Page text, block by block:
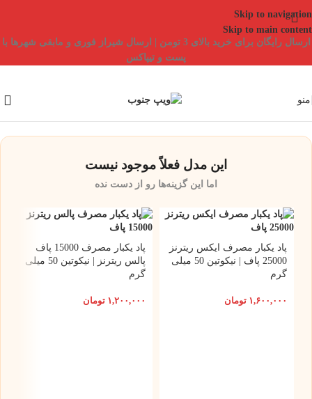
Skip to navigation
Skip to main content
ارسال رایگان برای خرید بالای 3 تومن | ارسال شیراز فوری و مابقی شهرها با
پست و تیپاکس
منو
این مدل فعلاً موجود نیست
اما این گزینه‌ها رو از دست نده
پاد یکبار مصرف ایکس ریترنز
25000 پاف | نیکوتین 50 میلی
گرم
۱,۶۰۰,۰۰۰ تومان
پاد یکبار مصرف 15000 پاف
پالس ریترنز | نیکوتین 50 میلی
گرم
۱,۲۰۰,۰۰۰ تومان